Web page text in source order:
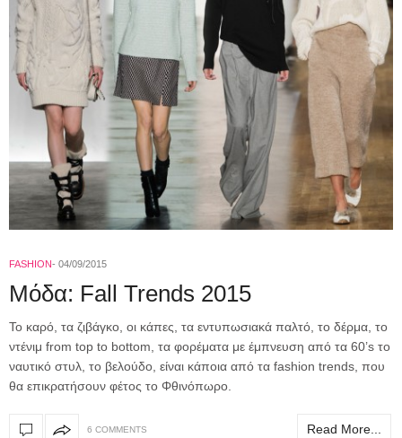
FASHION 04/09/2015
Μόδα: Fall Trends 2015
To καρό, τα ζιβάγκο, οι κάπες, τα εντυπωσιακά παλτό, το δέρμα, το
ντένιμ from top to bottom, τα φορέματα με έμπνευση από τα 60’s το
ναυτικό στυλ, το βελούδο, είναι κάποια από τα fashion trends, που
θα επικρατήσουν φέτος το Φθινόπωρο.
6 COMMENTS Read More...